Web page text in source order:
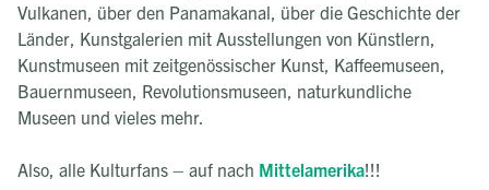
Vulkanen, über den Panamakanal, über die Geschichte der
Länder, Kunstgalerien mit Ausstellungen von Künstlern,
Kunstmuseen mit zeitgenössischer Kunst, Kaffeemuseen,
Bauernmuseen, Revolutionsmuseen, naturkundliche
Museen und vieles mehr.
Also, alle Kulturfans – auf nach Mittelamerika!!!